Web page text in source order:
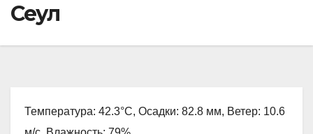
Сеул
Температура: 42.3°C, Осадки: 82.8 мм, Ветер: 10.6